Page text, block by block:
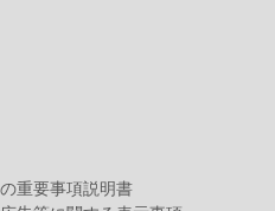
重要事項説明書